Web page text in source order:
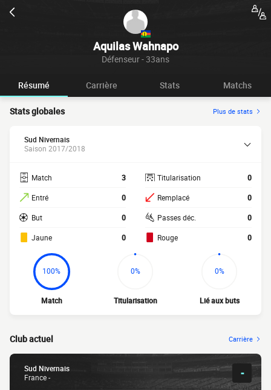
Aquilas Wahnapo
Défenseur - 33ans
Résumé Carrière Stats Matchs
Stats globales Plus de stats
Sud Nivernais
Saison 2017/2018
Match 3
Entré 0
But 0
Jaune 0
Titularisation 0
Remplacé 0
Passes déc. 0
Rouge 0
100%
Match
0%
Titularisation
0%
Lié aux buts
Club actuel Carrière
Sud Nivernais
France -
-